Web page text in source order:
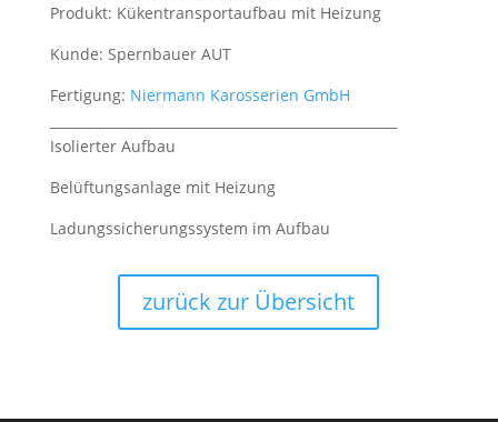
Produkt: Kükentransportaufbau mit Heizung
Kunde: Spernbauer AUT
Fertigung: Niermann Karosserien GmbH
Isolierter Aufbau
Belüftungsanlage mit Heizung
Ladungssicherungssystem im Aufbau
zurück zur Übersicht